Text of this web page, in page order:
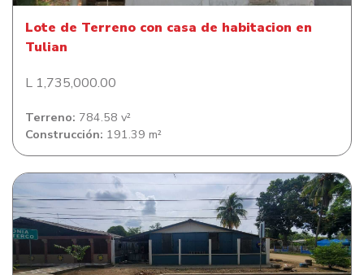
Lote de Terreno con casa de habitacion en
Tulian
L 1,735,000.00
Terreno: 784.58 v²
Construcción: 191.39 m²
Lote de Terreno con casa de habitacion en Colonia